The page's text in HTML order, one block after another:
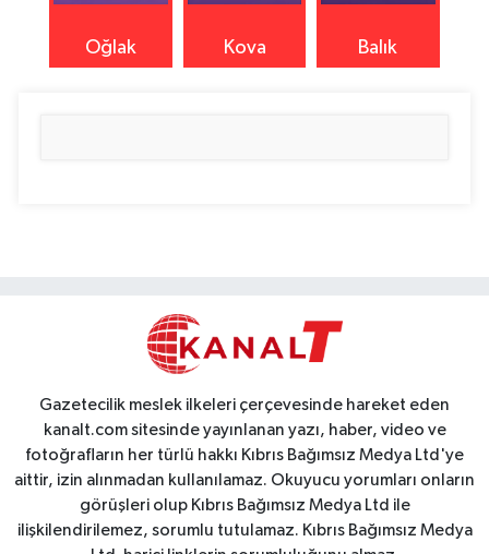
Oğlak Kova Balık
Gazetecilik meslek ilkeleri çerçevesinde hareket eden
kanalt.com sitesinde yayınlanan yazı, haber, video ve
fotoğrafların her türlü hakkı Kıbrıs Bağımsız Medya Ltd'ye
aittir, izin alınmadan kullanılamaz. Okuyucu yorumları onların
görüşleri olup Kıbrıs Bağımsız Medya Ltd ile
ilişkilendirilemez, sorumlu tutulamaz. Kıbrıs Bağımsız Medya